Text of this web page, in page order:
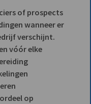
of prospects
wanneer er
verschijnt.
vóór elke
op